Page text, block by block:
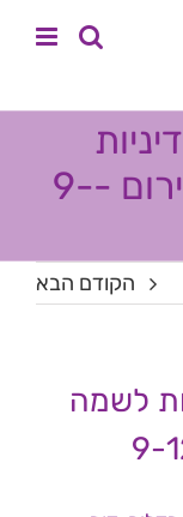
לשמה בנושא צוותי חירום -9-
הקודם הבא
לשמה